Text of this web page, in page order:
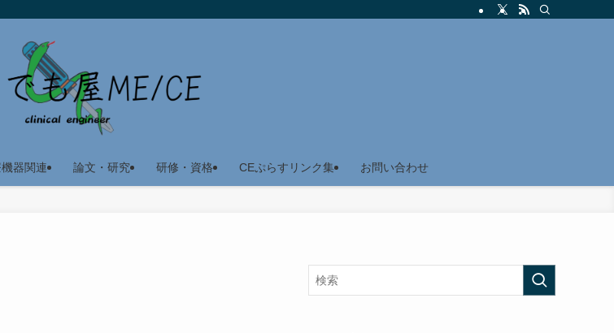
機器関連 論文・研究 研修・資格 CEぷらすリンク集 お問い合わせ